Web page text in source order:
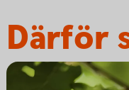
Därför